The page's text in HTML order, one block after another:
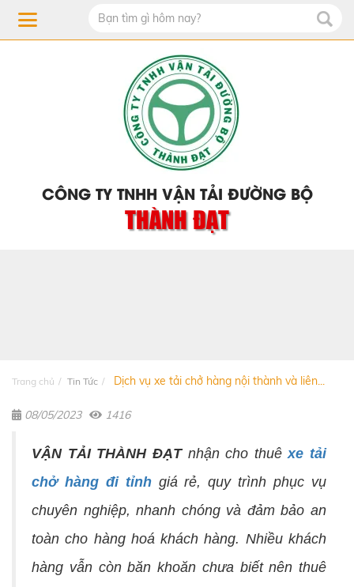
CÔNG TY TNHH VẬN TẢI ĐƯỜNG BỘ
THÀNH ĐẠT
Trang chủ Tin Tức Dịch vụ xe tải chở hàng nội thành và liên...
08/05/2023 1416
VẬN TẢI THÀNH ĐẠTnhận cho thuêxe tải
chở hàng đi tỉnhgiá rẻ, quy trình phục vụ
chuyên nghiệp, nhanh chóng và đảm bảo an
toàn cho hàng hoá khách hàng. Nhiều khách
hàng vẫn còn băn khoăn chưa biết nên thuê